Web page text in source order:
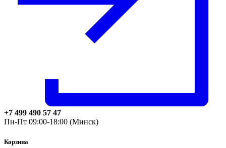
+7 499 490 57 47
Пн-Пт 09:00-18:00 (Минск)
Корзина